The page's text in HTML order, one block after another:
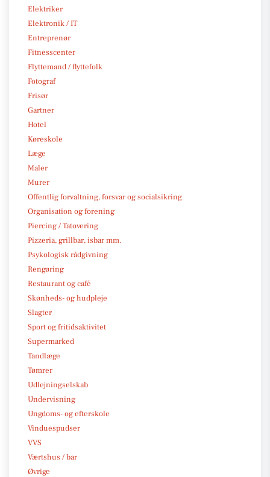
Elektriker
Elektronik / IT
Entreprenør
Fitnesscenter
Flyttemand / flyttefolk
Fotograf
Frisør
Gartner
Hotel
Køreskole
Læge
Maler
Murer
Offentlig forvaltning, forsvar og socialsikring
Organisation og forening
Piercing / Tatovering
Pizzeria, grillbar, isbar mm.
Psykologisk rådgivning
Rengøring
Restaurant og café
Skønheds- og hudpleje
Slagter
Sport og fritidsaktivitet
Supermarked
Tandlæge
Tømrer
Udlejningselskab
Undervisning
Ungdoms- og efterskole
Vinduespudser
VVS
Værtshus / bar
Øvrige